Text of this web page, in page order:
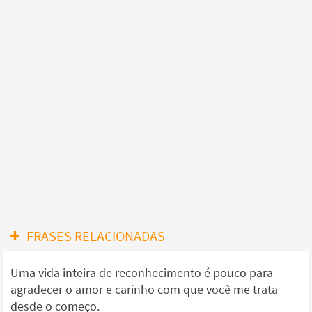
FRASES RELACIONADAS
Uma vida inteira de reconhecimento é pouco para
agradecer o amor e carinho com que você me trata
desde o começo.